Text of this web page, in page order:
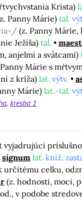
Krista)
Panny Márie)tal.
(z. Panny Márie,
Ježiša)tal.
anjelmi a svätcami)
Márie s
z kríža) lat. výtv.
Márie) lat.-tal.
kresba 1
vyjadrujúci
signum lať. kniž.
určitému celku,
(z. hodnosti, moci,
v podobe